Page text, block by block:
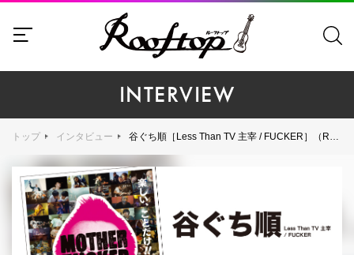
INTERVIEW
トップ インタビュー 谷ぐち順［Less Than TV 主宰 / FUCKER］（Rooftop2017年8月号）